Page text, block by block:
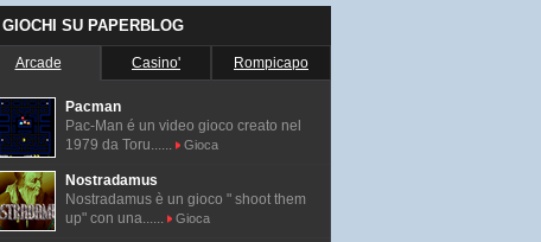
I GIOCHI SU PAPERBLOG
Arcade Casino' Rompicapo
Pacman
Pac-Man é un video gioco creato nel
1979 da Toru......
Gioca
Nostradamus
Nostradamus è un gioco " shoot them
up" con una......
Gioca